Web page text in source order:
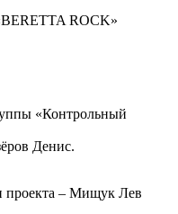
ROCK»
«Контрольный
Денис.
проекта – Мищук Лев